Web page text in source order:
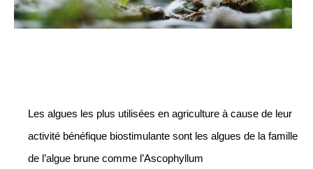
Les algues les plus utilisées en agriculture à cause de leur
activité bénéfique biostimulante sont les algues de la famille
de l’algue brune comme l’Ascophyllum